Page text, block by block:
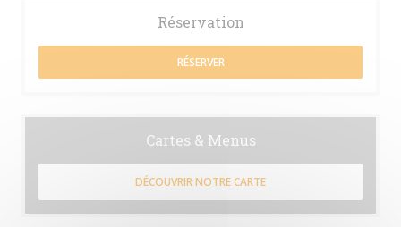
Réservation
RÉSERVER
Cartes & Menus
DÉCOUVRIR NOTRE CARTE